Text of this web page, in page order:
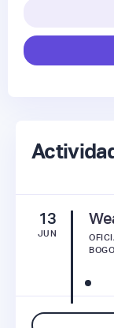
13
JUN